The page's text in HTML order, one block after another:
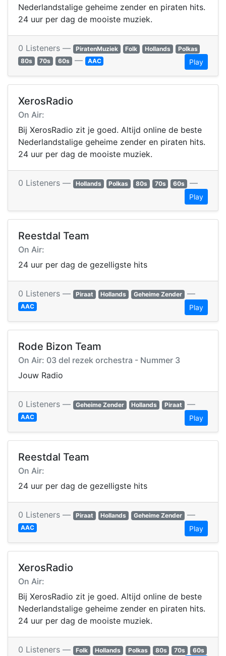
Nederlandstalige geheime zender en piraten hits.
24 uur per dag de mooiste muziek.
0 Listeners — PiratenMuziek Folk Hollands
Polkas
80s
70s 60s — AAC Play
XerosRadio
On Air:
Bij XerosRadio zit je goed. Altijd online de beste
Nederlandstalige geheime zender en piraten hits.
24 uur per dag de mooiste muziek.
0 Listeners — Hollands Polkas 80s 70s 60s —
Play
Reestdal Team
On Air:
24 uur per dag de gezelligste hits
0 Listeners — Piraat Hollands Geheime Zender —
AAC Play
Rode Bizon Team
On Air: 03 del rezek orchestra - Nummer 3
Jouw Radio
0 Listeners — Geheime Zender Hollands Piraat —
AAC Play
Reestdal Team
On Air:
24 uur per dag de gezelligste hits
0 Listeners — Piraat Hollands Geheime Zender —
AAC Play
XerosRadio
On Air:
Bij XerosRadio zit je goed. Altijd online de beste
Nederlandstalige geheime zender en piraten hits.
24 uur per dag de mooiste muziek.
0 Listeners — Folk Hollands Polkas 80s 70s 60s